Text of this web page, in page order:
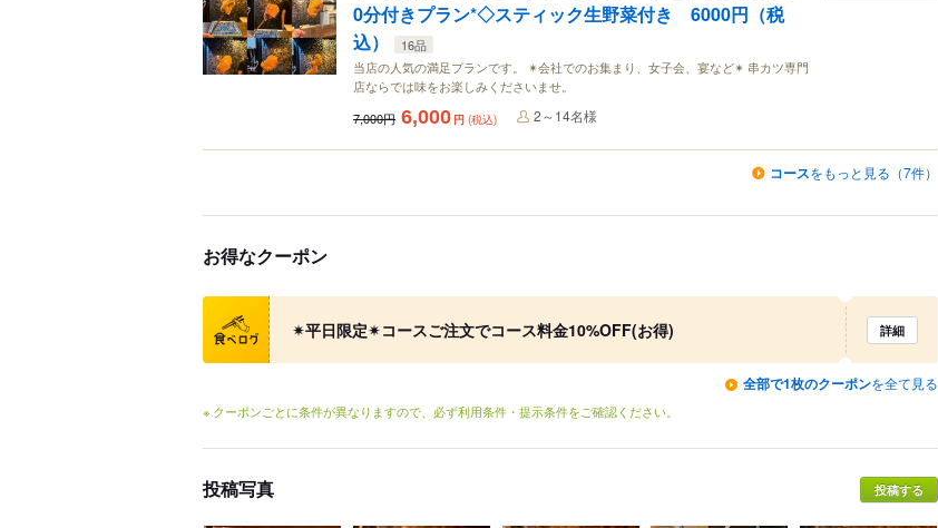
0分付きプラン*◇スティック生野菜付き 6000円（税
込）
16品
当店の人気の満足プランです。 ✴︎会社でのお集まり、女子会、宴など✴︎ 串カツ専門
店ならでは味をお楽しみくださいませ。
7,000円 6,000 円 (税込) 2～14名様
コースをもっと見る（7件）
お得なクーポン
クーポン
✴︎平日限定✴︎コースご注文でコース料金10%OFF(お得) 詳細
全部で1枚のクーポンを全て見る
※ クーポンごとに条件が異なりますので、必ず利用条件・提示条件をご確認ください。
投稿写真 投稿する